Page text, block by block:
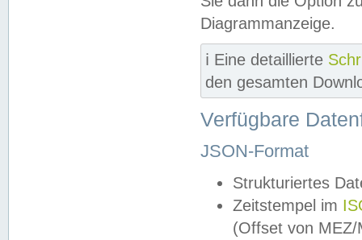
Diagrammanzeige.
ℹ️ Eine detaillierte
den gesamten
Verfügbare
JSON-Format
Strukturiertes
Zeitstempel im
(Offset von MEZ/